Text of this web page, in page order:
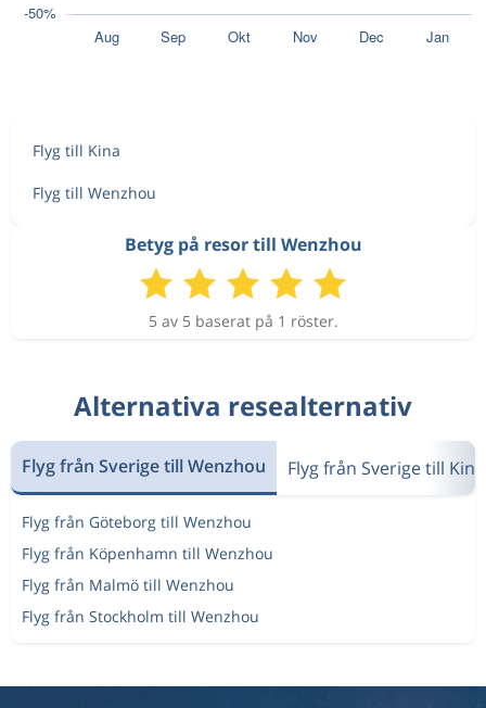
Flyg till Kina
Flyg till Wenzhou
Betyg på resor till Wenzhou
5 av 5 baserat på 1 röster.
Alternativa resealternativ
Flyg från Sverige till Wenzhou Flyg från Sverige till Kina
Flyg från Göteborg till Wenzhou
Flyg från Köpenhamn till Wenzhou
Flyg från Malmö till Wenzhou
Flyg från Stockholm till Wenzhou